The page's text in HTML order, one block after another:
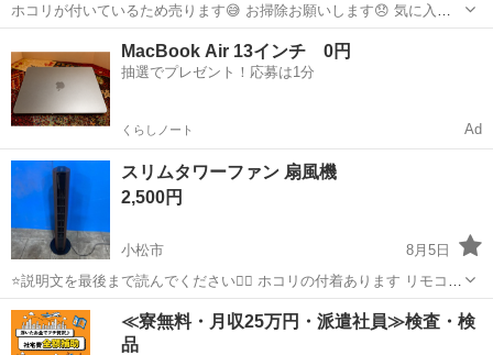
ホコリが付いているため売ります😅 お掃除お願いします😞 気に入っ
ていたので、この価格でお願いします季節、空調家電
MacBook Air 13インチ 0円
抽選でプレゼント！応募は1分
くらしノート Ad
スリムタワーファン 扇風機
2,500円
小松市
8月5日
⭐️説明文を最後まで読んでください🙇‍♀️ ホコリの付着あります リモコン
はないです メーカー：モダンデコ株式会社 品番：TF-001 サイズ：幅
25cm奥行き25cm高さ85cm ☑︎受け渡しについて🌼 基本的に小松...
石川 小松市 季節、空調家電
≪寮無料・月収25万円・派遣社員≫検査・検
品